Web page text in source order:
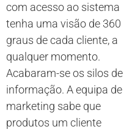
com acesso ao sistema
tenha uma visão de 360
graus de cada cliente, a
qualquer momento.
Acabaram-se os silos de
informação. A equipa de
marketing sabe que
produtos um cliente